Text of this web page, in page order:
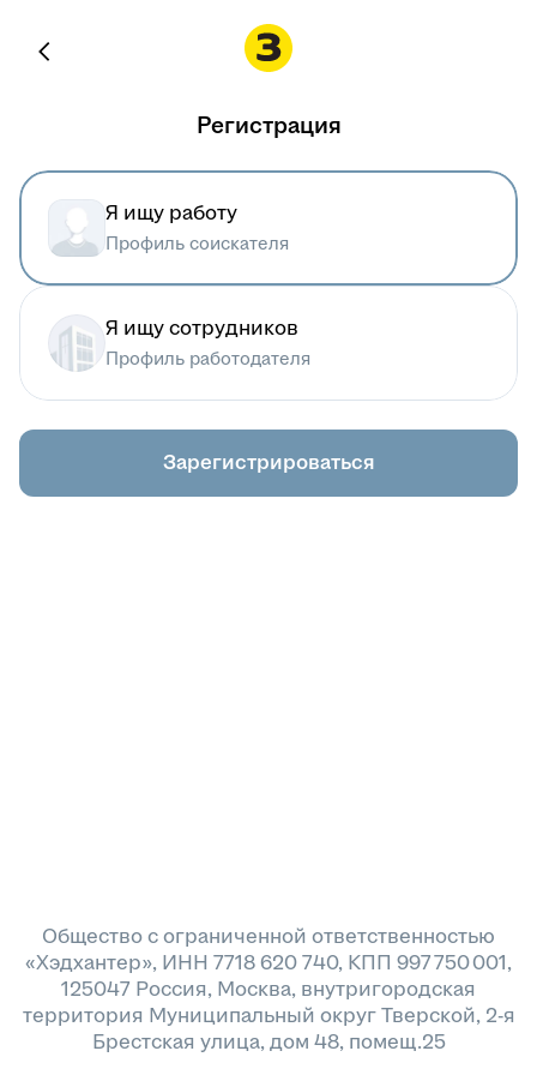
Регистрация
Я ищу работу
Профиль соискателя
Я ищу сотрудников
Профиль работодателя
Зарегистрироваться
Общество с ограниченной ответственностью
«Хэдхантер», ИНН 7718 620 740, КПП 997 750 001,
125047 Россия, Москва, внутригородская
территория Муниципальный округ Тверской, 2-я
Брестская улица, дом 48, помещ.25